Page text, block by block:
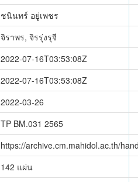
ชนินทร์ อยู่เพชร
จิราพร, จิรรุ่งรุจี
2022-07-16T03:53:08Z
2022-07-16T03:53:08Z
2022-03-26
TP BM.031 2565
https://archive.cm.mahidol.ac.th/
142 แผ่น